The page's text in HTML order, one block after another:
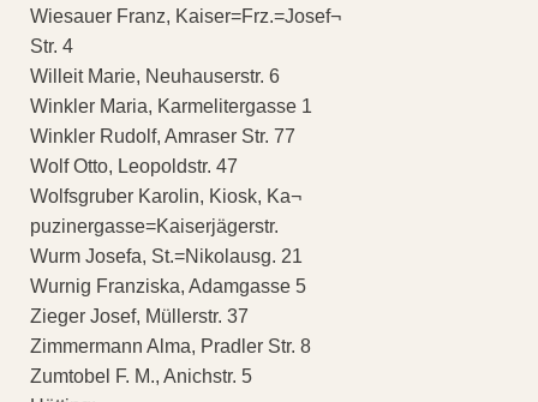
Wiesauer Franz, Kaiser=Frz.=Josef¬
Str. 4
Willeit Marie, Neuhauserstr. 6
Winkler Maria, Karmelitergasse 1
Winkler Rudolf, Amraser Str. 77
Wolf Otto, Leopoldstr. 47
Wolfsgruber Karolin, Kiosk, Ka¬
puzinergasse=Kaiserjägerstr.
Wurm Josefa, St.=Nikolausg. 21
Wurnig Franziska, Adamgasse 5
Zieger Josef, Müllerstr. 37
Zimmermann Alma, Pradler Str. 8
Zumtobel F. M., Anichstr. 5